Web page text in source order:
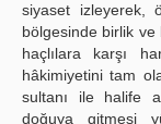
siyaset izleyerek,
bölgesinde birlik ve
haçlılara karşı
hâkimiyetini tam
sultanı ile halife
doğuya gitmesi